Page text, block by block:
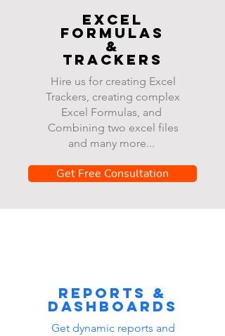
Excel
FOrmulas
&
Trackers
Hire us for creating Excel
Trackers, creating complex
Excel Formulas, and
Combining two excel files
and many more...
Get Free Consultation
Reports &
dashboards
Get dynamic reports and